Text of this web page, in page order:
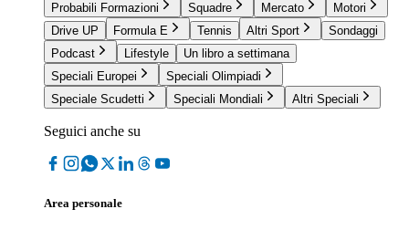
Probabili Formazioni
Squadre Mercato
Motori
Drive UP
Formula E Tennis Altri Sport
Sondaggi
Podcast
Lifestyle
Un libro a settimana
Speciali Europei
Speciali Olimpiadi
Speciale Scudetti
Speciali Mondiali Altri Speciali
Seguici anche su
Area personale